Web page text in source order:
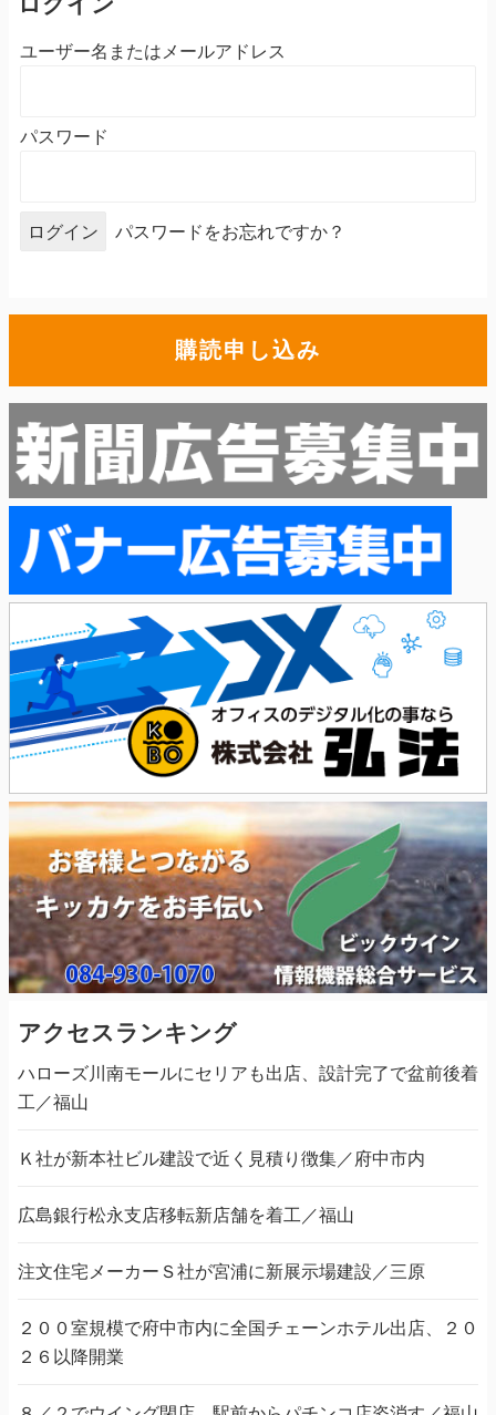
ユーザー名またはメールアドレス
パスワード
パスワードをお忘れですか？
購読申し込み
アクセスランキング
ハローズ川南モールにセリアも出店、設計完了で盆前後着
工／福山
Ｋ社が新本社ビル建設で近く見積り徴集／府中市内
広島銀行松永支店移転新店舗を着工／福山
注文住宅メーカーＳ社が宮浦に新展示場建設／三原
２００室規模で府中市内に全国チェーンホテル出店、２０
２６以降開業